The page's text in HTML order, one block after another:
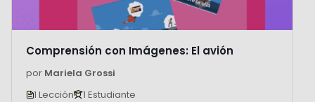
Comprensión con Imágenes: El avión
por Mariela Grossi
1 Lección
1 Estudiante